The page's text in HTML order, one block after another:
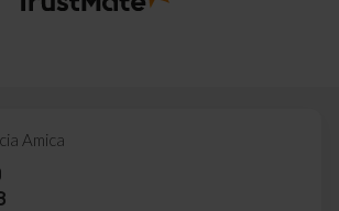
Amica